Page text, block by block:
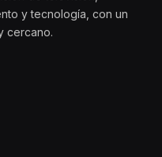
y tecnología, con un
cercano.